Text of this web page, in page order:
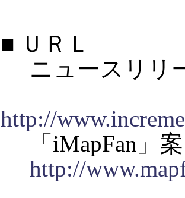
■ ＵＲＬ
ニュースリリ
http://
「iMapFan」
http://